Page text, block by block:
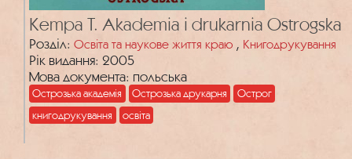
Kempa T. Akademia i drukarnia Ostrogska
Розділ: Освіта та наукове життя краю , Книгодрукування
Рік видання: 2005
Мова документа: польська
Острозька академія Острозька друкарня
Острог
книгодрукування
освіта